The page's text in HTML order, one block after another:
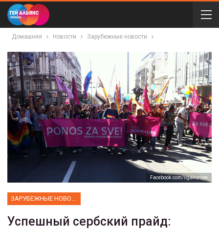
Домашняя Новости Зарубежные новости
Facebook.com/ilgaeurope
Успешный сербский прайд: